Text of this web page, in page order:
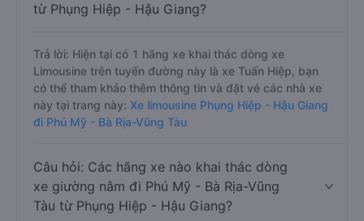
từ Phụng Hiệp - Hậu Giang?
Trả lời: Hiện tại có 1 hãng xe khai thác dòng xe
Limousine trên tuyến đường này là xe Tuấn Hiệp, bạn
có thể tham khảo thêm thông tin và đặt vé các nhà xe
này tại trang này: Xe limousine Phụng Hiệp - Hậu Giang
đi Phú Mỹ - Bà Rịa-Vũng Tàu
Câu hỏi: Các hãng xe nào khai thác dòng
xe giường nằm đi Phú Mỹ - Bà Rịa-Vũng
Tàu từ Phụng Hiệp - Hậu Giang?